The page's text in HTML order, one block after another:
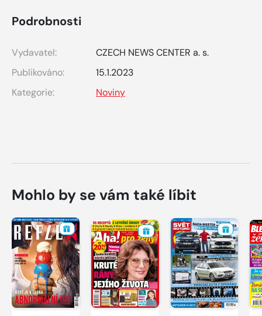
Podrobnosti
Vydavatel:
CZECH NEWS CENTER a. s.
Publikováno:
15.1.2023
Kategorie:
Noviny
Mohlo by se vám také líbit